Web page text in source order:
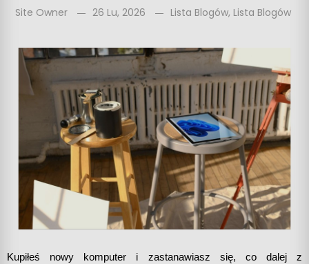
Site Owner 26 Lu, 2026 Lista Blogów, Lista Blogów
Kupiłeś nowy komputer i zastanawiasz się, co dalej z